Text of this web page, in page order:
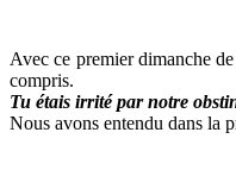
Avec ce premier dimanche
compris.
Tu étais irrité par notre
Nous avons entendu dans la